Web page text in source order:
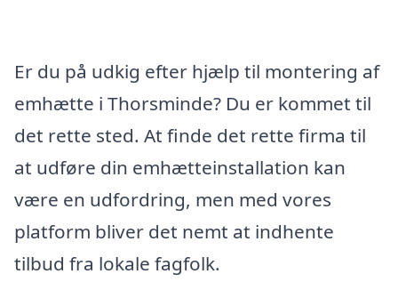
Er du på udkig efter hjælp til montering af
emhætte i Thorsminde? Du er kommet til
det rette sted. At finde det rette firma til
at udføre din emhætteinstallation kan
være en udfordring, men med vores
platform bliver det nemt at indhente
tilbud fra lokale fagfolk.